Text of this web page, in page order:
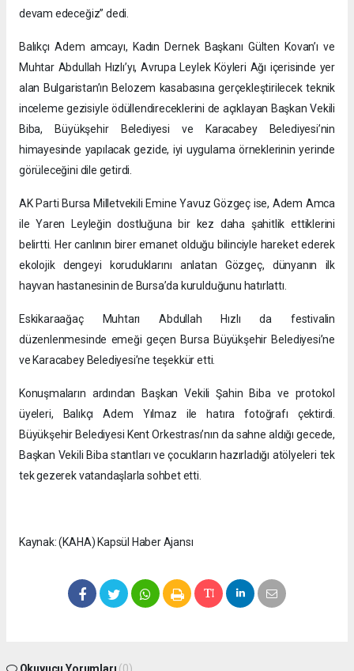
devam edeceğiz” dedi.
Balıkçı Adem amcayı, Kadın Dernek Başkanı Gülten Kovan’ı ve
Muhtar Abdullah Hızlı’yı, Avrupa Leylek Köyleri Ağı içerisinde yer
alan Bulgaristan’ın Belozem kasabasına gerçekleştirilecek teknik
inceleme gezisiyle ödüllendireceklerini de açıklayan Başkan Vekili
Biba, Büyükşehir Belediyesi ve Karacabey Belediyesi’nin
himayesinde yapılacak gezide, iyi uygulama örneklerinin yerinde
görüleceğini dile getirdi.
AK Parti Bursa Milletvekili Emine Yavuz Gözgeç ise, Adem Amca
ile Yaren Leyleğin dostluğuna bir kez daha şahitlik ettiklerini
belirtti. Her canlının birer emanet olduğu bilinciyle hareket ederek
ekolojik dengeyi koruduklarını anlatan Gözgeç, dünyanın ilk
hayvan hastanesinin de Bursa’da kurulduğunu hatırlattı.
Eskikaraağaç Muhtarı Abdullah Hızlı da festivalin
düzenlenmesinde emeği geçen Bursa Büyükşehir Belediyesi’ne
ve Karacabey Belediyesi’ne teşekkür etti.
Konuşmaların ardından Başkan Vekili Şahin Biba ve protokol
üyeleri, Balıkçı Adem Yılmaz ile hatıra fotoğrafı çektirdi.
Büyükşehir Belediyesi Kent Orkestrası’nın da sahne aldığı gecede,
Başkan Vekili Biba stantları ve çocukların hazırladığı atölyeleri tek
tek gezerek vatandaşlarla sohbet etti.
Kaynak: (KAHA) Kapsül Haber Ajansı
Okuyucu Yorumları (0)